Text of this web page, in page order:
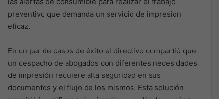
preventivo que demanda un servicio de impresión
eficaz.
En un par de casos de éxito el directivo compartió que
un despacho de abogados con diferentes necesidades
de impresión requiere alta seguridad en sus
documentos y el flujo de los mismos. Esta solución